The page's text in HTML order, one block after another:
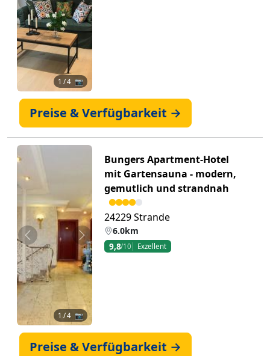
Zurück Weiter
1 / 4 📷
Preise & Verfügbarkeit →
Zurück Weiter
1 / 4 📷
Bungers Apartment-Hotel
mit Gartensauna - modern,
gemutlich und strandnah
24229 Strande
6.0km
9,8/10 Exzellent
Preise & Verfügbarkeit →